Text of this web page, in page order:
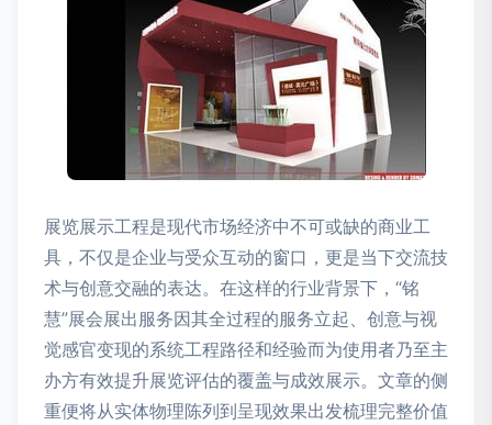
展览展示工程是现代市场经济中不可或缺的商业工
具，不仅是企业与受众互动的窗口，更是当下交流技
术与创意交融的表达。在这样的行业背景下，“铭
慧”展会展出服务因其全过程的服务立起、创意与视
觉感官变现的系统工程路径和经验而为使用者乃至主
办方有效提升展览评估的覆盖与成效展示。文章的侧
重便将从实体物理陈列到呈现效果出发梳理完整价值